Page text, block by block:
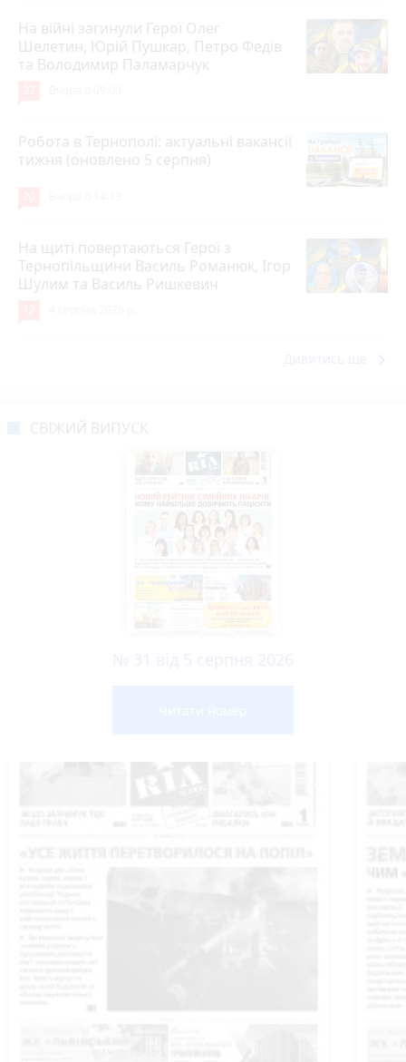
На війні загинули Герої Олег
Шелетин, Юрій Пушкар, Петро Федів
та Володимир Паламарчук
Робота в Тернополі: актуальні вакансії
тижня (оновлено 5 серпня)
На щиті повертаються Герої з
Тернопільщини Василь Романюк, Ігор
Шулим та Василь Ришкевич